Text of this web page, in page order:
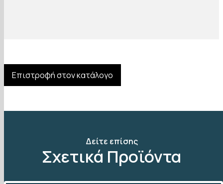
Επιστροφή στον κατάλογο
Δείτε επίσης
Σχετικά Προϊόντα